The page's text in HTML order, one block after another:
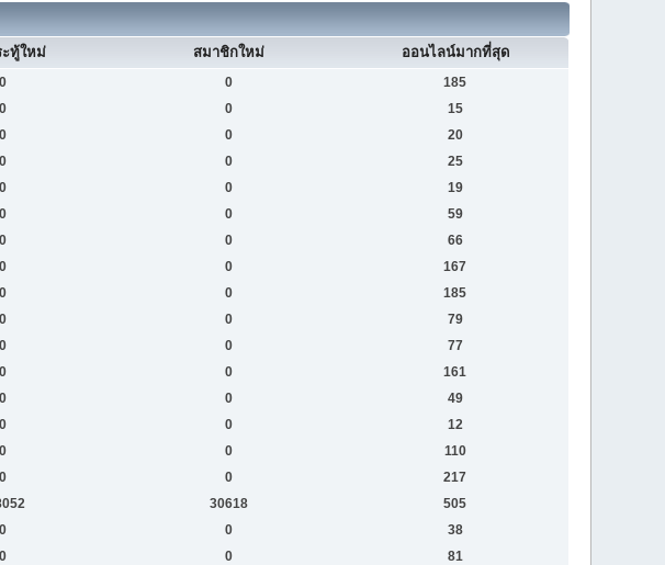
ทู้ใหม่ สมาชิกใหม่ ออนไลน์มากที่สุด
0 0
185
0 0
15
0 0
20
0 0
25
0 0
19
0 0
59
0 0
66
0 0
167
0 0
185
0 0
79
0 0
77
0 0
161
0 0
49
0 0
12
0 0
110
0 0
217
30618
505
0 0
38
0 0
81